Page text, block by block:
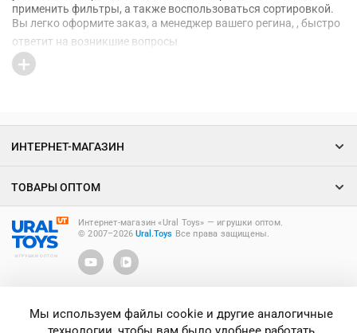
применить фильтры, а также воспользоваться сортировкой.
Вы легко оформите заказ, а менеджер вашего регина, , быстро
ответит на возникшие вопросы
ИГРУШКИ ОПТОМ
Интернет-магазин «Ural Toys» ― игрушки оптом.
© 2007–2026Ural.Toys Все права защищены.
ИНТЕРНЕТ-МАГАЗИН
ТОВАРЫ ОПТОМ
Мы используем файлы cookie и другие аналогичные